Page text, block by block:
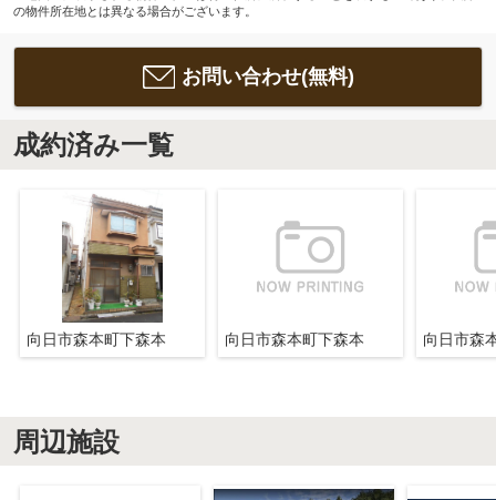
の物件所在地とは異なる場合がございます。
お問い合わせ(無料)
成約済み一覧
向日市森本町下森本 向日市森本町下森本 向日市森
周辺施設